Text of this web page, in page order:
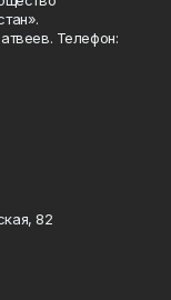
Телефон:
82